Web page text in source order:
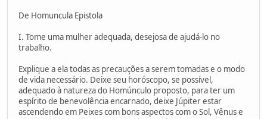
De Homuncula Epistola
I. Tome uma mulher adequada, desejosa de ajudá-lo no
trabalho.
Explique a ela todas as precauções a serem tomadas e o modo
de vida necessário. Deixe seu horóscopo, se possível,
adequado à natureza do Homúnculo proposto, para ter um
espírito de benevolência encarnado, deixe Júpiter estar
ascendendo em Peixes com bons aspectos com o Sol, Vênus e